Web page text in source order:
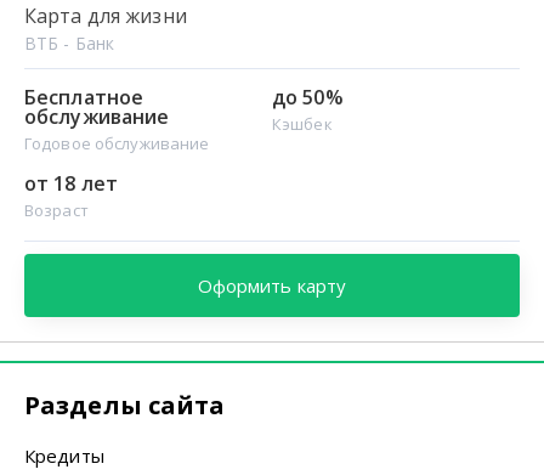
Карта для жизни
ВТБ - Банк
Бесплатное
обслуживание
Годовое обслуживание
до 50%
Кэшбек
от 18 лет
Возраст
Оформить карту
Разделы сайта
Кредиты